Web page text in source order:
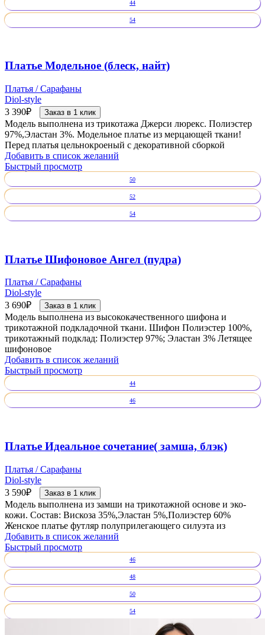
44
54
Платье Модельное (блеск, найт)
Платья / Сарафаны
Diol-style
3 390₽ Заказ в 1 клик
Модель выполнена из трикотажа Джерси люрекс. Полиэстер
97%,Эластан 3%. Модельное платье из мерцающей ткани!
Перед платья цельнокроеный с декоративной сборкой
Добавить в список желаний
Быстрый просмотр
50
52
54
Платье Шифоновое Ангел (пудра)
Платья / Сарафаны
Diol-style
3 690₽ Заказ в 1 клик
Модель выполнена из высококачественного шифона и
трикотажной подкладочной ткани. Шифон Полиэстер 100%,
трикотажный подклад: Полиэстер 97%; Эластан 3% Летящее
шифоновое
Добавить в список желаний
Быстрый просмотр
44
46
Платье Идеальное сочетание( замша, блэк)
Платья / Сарафаны
Diol-style
3 590₽ Заказ в 1 клик
Модель выполнена из замши на трикотажной основе и эко-
кожи. Состав: Вискоза 35%,Эластан 5%,Полиэстер 60%
Женское платье футляр полуприлегающего силуэта из
Добавить в список желаний
Быстрый просмотр
46
48
50
54